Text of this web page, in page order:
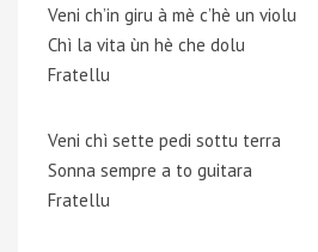
Veni ch’in giru à mè c’hè un violu
Chì la vita ùn hè che dolu
Fratellu
Veni chì sette pedi sottu terra
Sonna sempre a to guitara
Fratellu